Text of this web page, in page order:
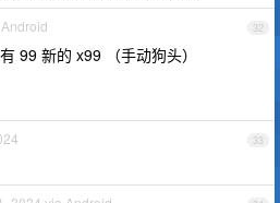
32
99 新的 x99 （手动狗头）
33